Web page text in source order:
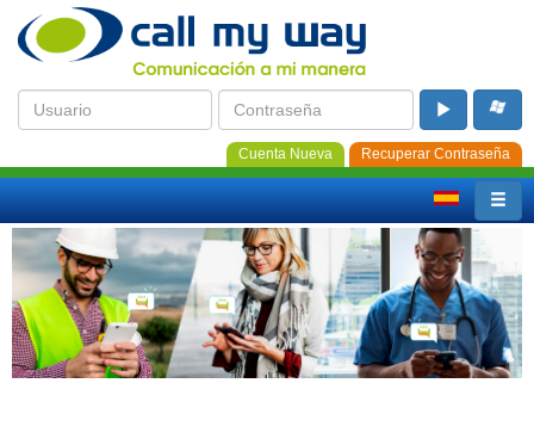
Cuenta Nueva Recuperar Contraseña